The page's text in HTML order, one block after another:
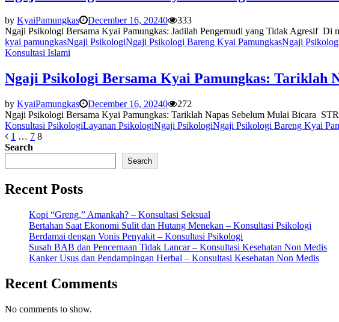
by KyaiPamungkas December 16, 20240
333
Ngaji Psikologi Bersama Kyai Pamungkas: Jadilah Pengemudi yang Tidak Agresif Di
kyai pamungkasNgaji PsikologiNgaji Psikologi Bareng Kyai PamungkasNgaji
Konsultasi Islami
Ngaji Psikologi Bersama Kyai Pamungkas: Tariklah
by KyaiPamungkas December 16, 20240
272
Ngaji Psikologi Bersama Kyai Pamungkas: Tariklah Napas Sebelum Mulai Bicara
Konsultasi PsikologiLayanan PsikologiNgaji PsikologiNgaji Psikologi Bareng Kyai
Posts
pagination
1 … 7 8
Search
Search
Recent Posts
Kopi “Greng,” Amankah? – Konsultasi Seksual
Bertahan Saat Ekonomi Sulit dan Hutang Menekan – Konsultasi Psikologi
Berdamai dengan Vonis Penyakit – Konsultasi Psikologi
Susah BAB dan Pencernaan Tidak Lancar – Konsultasi Kesehatan Non Medis
Kanker Usus dan Pendampingan Herbal – Konsultasi Kesehatan Non Medis
Recent Comments
No comments to show.